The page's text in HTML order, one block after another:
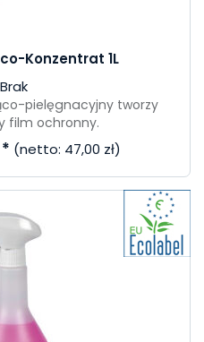
Konzentrat 1L
Brak
pielęgnacyjny tworzy
film ochronny.
* (netto: 47,00 zł)